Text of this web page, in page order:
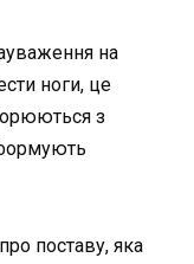
на
ноги, це
з
поставу, яка